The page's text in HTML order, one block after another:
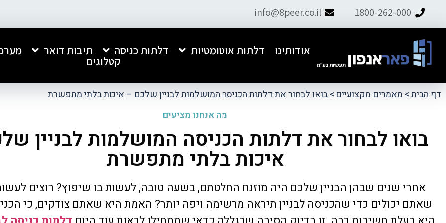
1800-262-000
info@8peer.co.il
אודותינו דלתות אוטומטיות דלתות כניסה תיבות דואר
קטלוגים
דף הבית> מאמרים מקצועיים >בואו לבחור את דלתות הכניסה המושלמות לבניין שלכם – איכות בלתי מתפשרת
מה אנחנו מציעים
בואו לבחור את דלתות הכניסה המושלמות לבניין
איכות בלתי מתפשרת
אחרי שנים שבהן הבניין שלכם היה מוזנח החלטתם, בשעה טובה, לעשות בו שיפוץ? רוצים
שאתם יכולים כדי שהכניסה לבניין תיראה מרשימה ויפה יותר? האמת היא שאתם צודקים, כי
ביותר.
קיבלתי שירות מצוין,
כל התהליך. העבודה
איכותית ומרשימה מאוד,
קרא עוד
חברה מעולה, התקנה נקייה ומקצועית.
שירות מהיר ומצויין. ממליץ עליהם בחום!
התקנו דלת אוט׳ לבניין, יצרתי קשר עם
תמיר ומהרגע הראשון דאג לליווי מקצועי,
הוגנת.מומלץ מאוד